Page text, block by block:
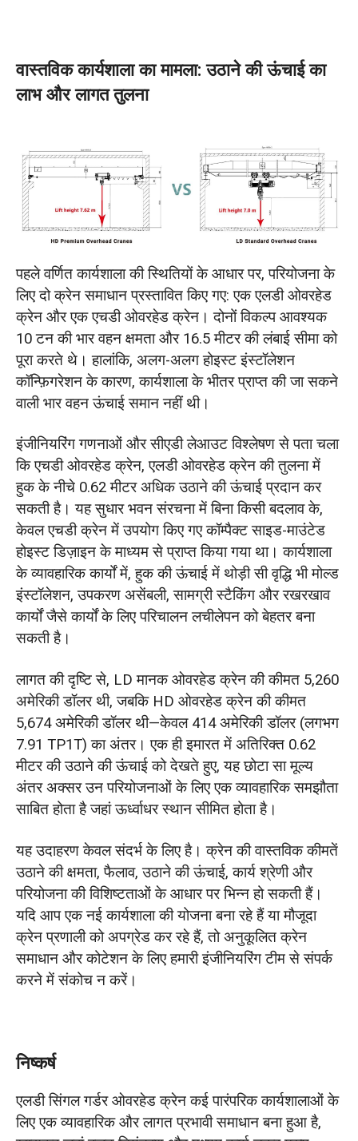
वास्तविक कार्यशाला का मामला: उठाने की ऊंचाई का
लाभ और लागत तुलना
पहले वर्णित कार्यशाला की स्थितियों के आधार पर, परियोजना के
लिए दो क्रेन समाधान प्रस्तावित किए गए: एक एलडी ओवरहेड
क्रेन और एक एचडी ओवरहेड क्रेन। दोनों विकल्प आवश्यक
10 टन की भार वहन क्षमता और 16.5 मीटर की लंबाई सीमा को
पूरा करते थे। हालांकि, अलग-अलग होइस्ट इंस्टॉलेशन
कॉन्फ़िगरेशन के कारण, कार्यशाला के भीतर प्राप्त की जा सकने
वाली भार वहन ऊंचाई समान नहीं थी।
इंजीनियरिंग गणनाओं और सीएडी लेआउट विश्लेषण से पता चला
कि एचडी ओवरहेड क्रेन, एलडी ओवरहेड क्रेन की तुलना में
हुक के नीचे 0.62 मीटर अधिक उठाने की ऊंचाई प्रदान कर
सकती है। यह सुधार भवन संरचना में बिना किसी बदलाव के,
केवल एचडी क्रेन में उपयोग किए गए कॉम्पैक्ट साइड-माउंटेड
होइस्ट डिज़ाइन के माध्यम से प्राप्त किया गया था। कार्यशाला
के व्यावहारिक कार्यों में, हुक की ऊंचाई में थोड़ी सी वृद्धि भी मोल्ड
इंस्टॉलेशन, उपकरण असेंबली, सामग्री स्टैकिंग और रखरखाव
कार्यों जैसे कार्यों के लिए परिचालन लचीलेपन को बेहतर बना
सकती है।
लागत की दृष्टि से, LD मानक ओवरहेड क्रेन की कीमत 5,260
अमेरिकी डॉलर थी, जबकि HD ओवरहेड क्रेन की कीमत
5,674 अमेरिकी डॉलर थी—केवल 414 अमेरिकी डॉलर (लगभग
7.91 TP1T) का अंतर। एक ही इमारत में अतिरिक्त 0.62
मीटर की उठाने की ऊंचाई को देखते हुए, यह छोटा सा मूल्य
अंतर अक्सर उन परियोजनाओं के लिए एक व्यावहारिक समझौता
साबित होता है जहां ऊर्ध्वाधर स्थान सीमित होता है।
यह उदाहरण केवल संदर्भ के लिए है। क्रेन की वास्तविक कीमतें
उठाने की क्षमता, फैलाव, उठाने की ऊंचाई, कार्य श्रेणी और
परियोजना की विशिष्टताओं के आधार पर भिन्न हो सकती हैं।
यदि आप एक नई कार्यशाला की योजना बना रहे हैं या मौजूदा
क्रेन प्रणाली को अपग्रेड कर रहे हैं, तो अनुकूलित क्रेन
समाधान और कोटेशन के लिए हमारी इंजीनियरिंग टीम से संपर्क
करने में संकोच न करें।
निष्कर्ष
एलडी सिंगल गर्डर ओवरहेड क्रेन कई पारंपरिक कार्यशालाओं के
लिए एक व्यावहारिक और लागत प्रभावी समाधान बना हुआ है,